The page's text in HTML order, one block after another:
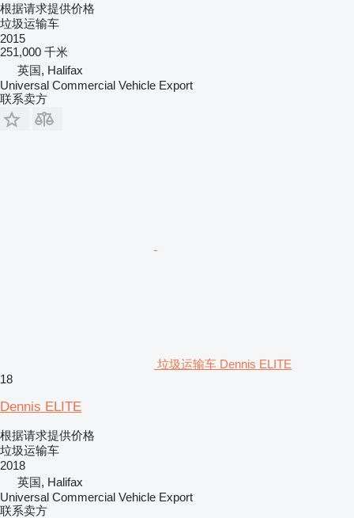
根据请求提供价格
垃圾运输车
2015
251,000 千米
英国, Halifax
Universal Commercial Vehicle Export
联系卖方
垃圾运输车 Dennis ELITE
18
Dennis ELITE
根据请求提供价格
垃圾运输车
2018
英国, Halifax
Universal Commercial Vehicle Export
联系卖方